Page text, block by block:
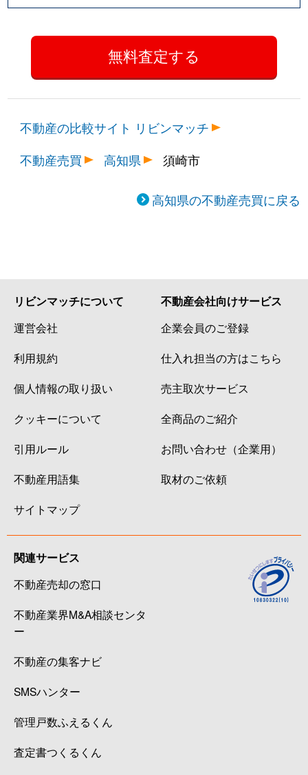
不動産の比較サイト リビンマッチ
不動産売買
高知県 須崎市
高知県の不動産売買に戻る
リビンマッチについて
運営会社
利用規約
個人情報の取り扱い
クッキーについて
引用ルール
不動産用語集
サイトマップ
不動産会社向けサービス
企業会員のご登録
仕入れ担当の方はこちら
売主取次サービス
全商品のご紹介
お問い合わせ（企業用）
取材のご依頼
関連サービス
不動産売却の窓口
不動産業界M&A相談センタ
ー
不動産の集客ナビ
SMSハンター
管理戸数ふえるくん
査定書つくるくん